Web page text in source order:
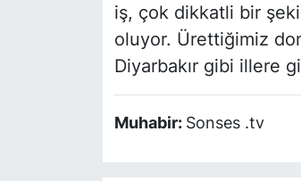
iş, çok dikkatli bir
oluyor. Ürettiğimiz
Diyarbakır gibi illere
Muhabir: Sonses .tv